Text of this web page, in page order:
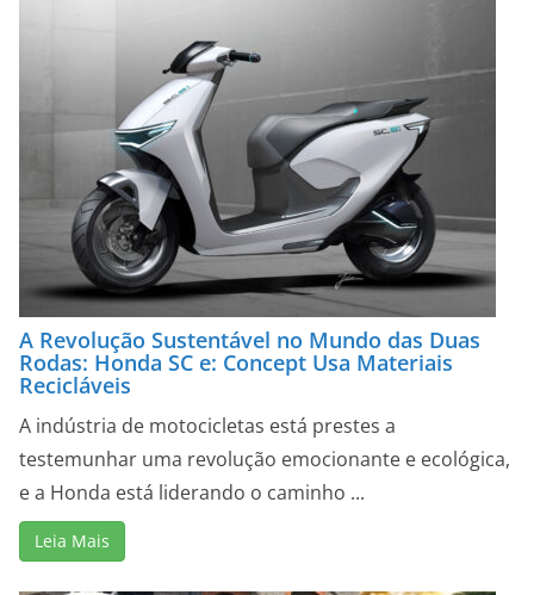
A Revolução Sustentável no Mundo das Duas
Rodas: Honda SC e: Concept Usa Materiais
Recicláveis
A indústria de motocicletas está prestes a
testemunhar uma revolução emocionante e ecológica,
e a Honda está liderando o caminho ...
Leia Mais